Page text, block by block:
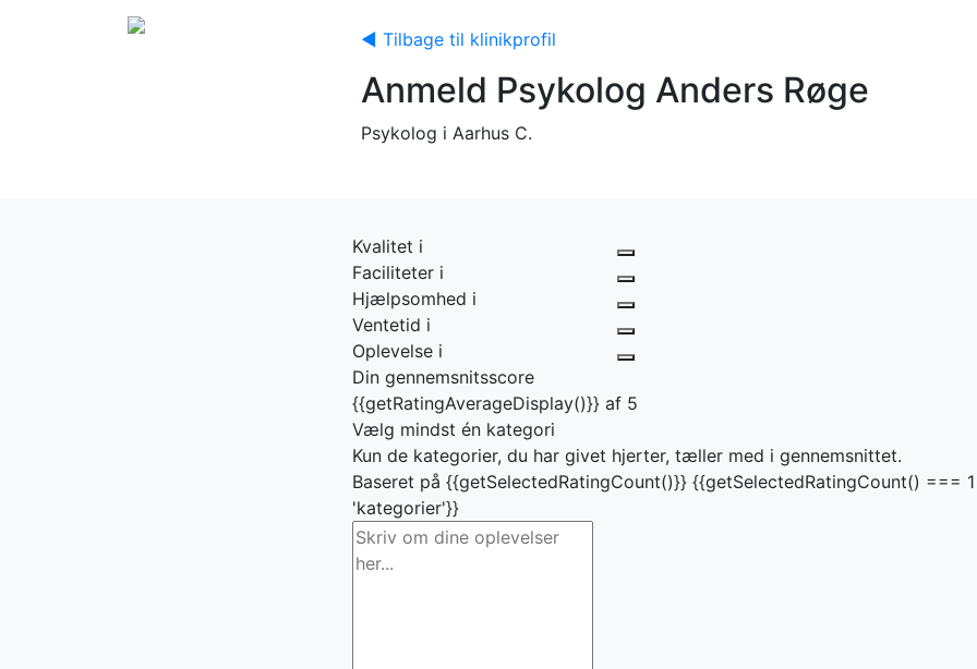
◀ Tilbage til klinikprofil
Anmeld Psykolog Anders Røge
Psykolog i Aarhus C.
Kvalitet i
Faciliteter i
Hjælpsomhed i
Ventetid i
Oplevelse i
Din gennemsnitsscore
{{getRatingAverageDisplay()}} af 5
Vælg mindst én kategori
Kun de kategorier, du har givet hjerter, tæller med i gennemsnittet.
Baseret på {{getSelectedRatingCount()}} {{getSelectedRatingCount() ===
'kategorier'}}